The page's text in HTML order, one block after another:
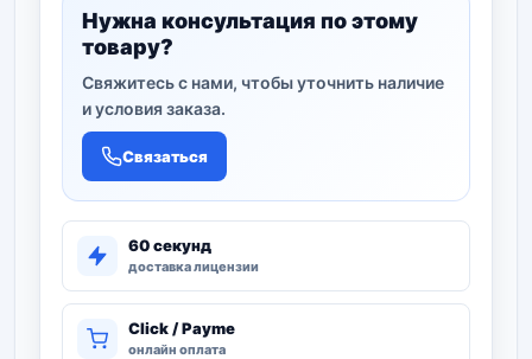
Нужна консультация по этому
товару?
Свяжитесь с нами, чтобы уточнить наличие
и условия заказа.
Связаться
60 секунд
доставка лицензии
Click / Payme
онлайн оплата